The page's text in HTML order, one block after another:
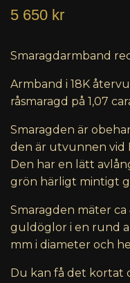
5 650 kr
Smaragdarmband
Armband i 18K
råsmaragd på 1,07
Smaragden är
den är utvunnen vid
Den har en lätt
grön härligt mintigt
Smaragden mäter ca
guldöglor i en rund
mm i diameter och
Du kan få det kortat